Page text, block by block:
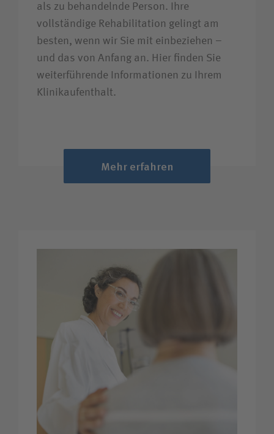
als zu behandelnde Person. Ihre
vollständige Rehabilitation gelingt am
besten, wenn wir Sie mit einbeziehen –
und das von Anfang an. Hier finden Sie
weiterführende Informationen zu Ihrem
Klinikaufenthalt.
Mehr erfahren